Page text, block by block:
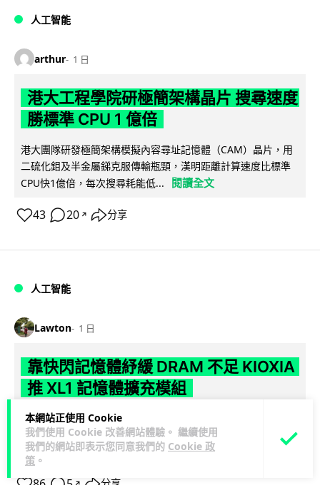
本網站正使用 Cookie
我們使用 Cookie 改善網站體驗。 繼續使用
我們的網站即表示您同意我們的 Cookie 政
策 。
人工智能
arthur 1 日
港大工程學院研極簡架構晶片 搜尋速度
勝標準 CPU 1 億倍
港大團隊研發極簡架構模擬內容尋址記憶體（CAM）晶片，用
二硫化鉬及半金屬銻克服傳輸瓶頸，漢明距離計算速度比標準
CPU快1億倍，每次搜尋耗能低...
閱讀全文
43 20 ↗ 分享
人工智能
Lawton 1 日
靠快閃記憶體紓緩 DRAM 不足 KIOXIA
推 XL1 記憶體擴充模組
KIOXIA 發表全新記憶體擴充模組 XL1 系列，結合低延遲快閃記
憶體 XL-FLASH 與 CXL 介面，將快閃記憶體轉化為記憶體擴充
方... 閱讀全文